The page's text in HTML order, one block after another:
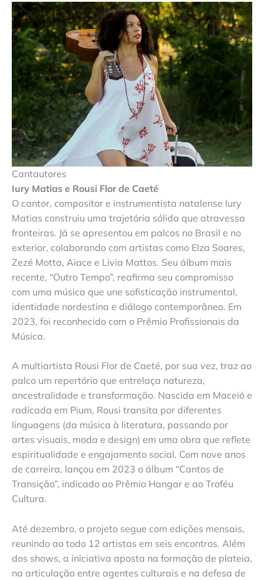
Cantautores
Iury Matias e Rousi Flor de Caeté
O cantor, compositor e instrumentista natalense Iury
Matias construiu uma trajetória sólida que atravessa
fronteiras. Já se apresentou em palcos no Brasil e no
exterior, colaborando com artistas como Elza Soares,
Zezé Motta, Aiace e Livia Mattos. Seu álbum mais
recente, “Outro Tempo”, reafirma seu compromisso
com uma música que une sofisticação instrumental,
identidade nordestina e diálogo contemporâneo. Em
2023, foi reconhecido com o Prêmio Profissionais da
Música.
A multiartista Rousi Flor de Caeté, por sua vez, traz ao
palco um repertório que entrelaça natureza,
ancestralidade e transformação. Nascida em Maceió e
radicada em Pium, Rousi transita por diferentes
linguagens (da música à literatura, passando por
artes visuais, moda e design) em uma obra que reflete
espiritualidade e engajamento social. Com nove anos
de carreira, lançou em 2023 o álbum “Cantos de
Transição”, indicado ao Prêmio Hangar e ao Troféu
Cultura.
Até dezembro, o projeto segue com edições mensais,
reunindo ao todo 12 artistas em seis encontros. Além
dos shows, a iniciativa aposta na formação de plateia,
na articulação entre agentes culturais e na defesa de